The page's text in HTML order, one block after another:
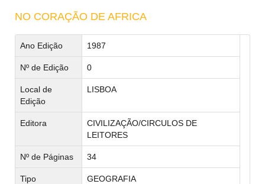
NO CORAÇÃO DE AFRICA
Ano Edição 1987
Nº de Edição 0
Local de
Edição
LISBOA
Editora
CIVILIZAÇÃO/CIRCULOS DE
LEITORES
Nº de Páginas 34
Tipo GEOGRAFIA